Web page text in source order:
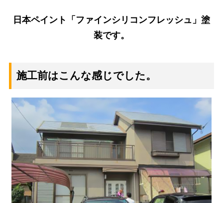
日本ペイント「ファインシリコンフレッシュ」塗
装です。
施工前はこんな感じでした。